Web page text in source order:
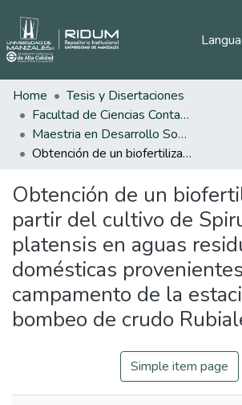
Home
Tesis y Disertaciones
Facultad de Ciencias Contables Económicas y Administrativas
Maestria en Desarrollo Sostenible y Medio Ambiente
Obtención de un biofertilizante a partir del cultivo de Spirulina platensis en aguas residuales domésticas provenientes del campamento de la estación de bombeo de crudo Rubiales
Obtención de un
partir del cultivo de
platensis en aguas
domésticas
campamento de la
bombeo de crudo
Simple item page